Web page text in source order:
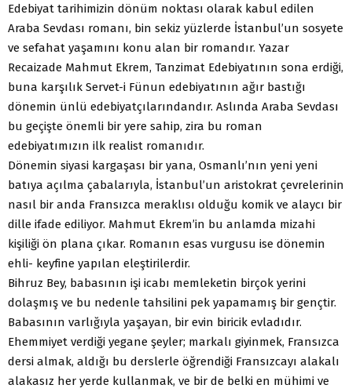
Edebiyat tarihimizin dönüm noktası olarak kabul edilen
Araba Sevdası romanı, bin sekiz yüzlerde İstanbul’un sosyete
ve sefahat yaşamını konu alan bir romandır. Yazar
Recaizade Mahmut Ekrem, Tanzimat Edebiyatının sona erdiği,
buna karşılık Servet-i Fünun edebiyatının ağır bastığı
dönemin ünlü edebiyatçılarındandır. Aslında Araba Sevdası
bu geçişte önemli bir yere sahip, zira bu roman
edebiyatımızın ilk realist romanıdır.
Dönemin siyasi kargaşası bir yana, Osmanlı’nın yeni yeni
batıya açılma çabalarıyla, İstanbul’un aristokrat çevrelerinin
nasıl bir anda Fransızca meraklısı olduğu komik ve alaycı bir
dille ifade ediliyor. Mahmut Ekrem’in bu anlamda mizahi
kişiliği ön plana çıkar. Romanın esas vurgusu ise dönemin
ehli- keyfine yapılan eleştirilerdir.
Bihruz Bey, babasının işi icabı memleketin birçok yerini
dolaşmış ve bu nedenle tahsilini pek yapamamış bir gençtir.
Babasının varlığıyla yaşayan, bir evin biricik evladıdır.
Ehemmiyet verdiği yegane şeyler; markalı giyinmek, Fransızca
dersi almak, aldığı bu derslerle öğrendiği Fransızcayı alakalı
alakasız her yerde kullanmak, ve bir de belki en mühimi ve